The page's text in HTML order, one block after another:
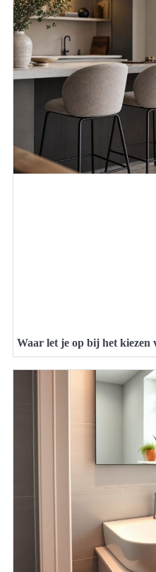
Waar let je op bij het kiezen